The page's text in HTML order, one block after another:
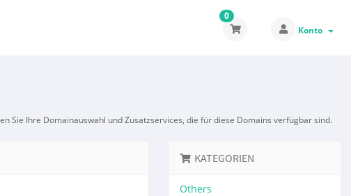
0
Konto
Sie Ihre Domainauswahl und Zusatzservices, die für diese Domains verfügbar sind.
KATEGORIEN
Others